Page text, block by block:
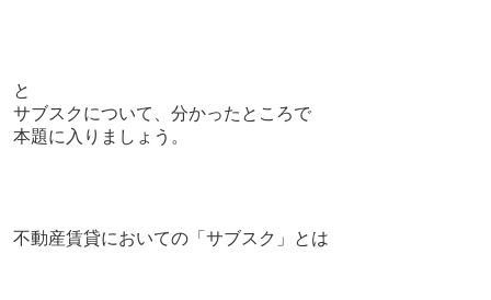
と
サブスクについて、分かったところで
本題に入りましょう。
不動産賃貸においての「サブスク」とは